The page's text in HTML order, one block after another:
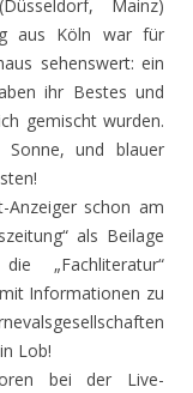
Mainz)
aus Köln war für
sehenswert: ein
ihr Bestes und
gemischt wurden.
und blauer
schon am
als Beilage
„Fachliteratur“
Informationen zu
Lob!
bei der Live-